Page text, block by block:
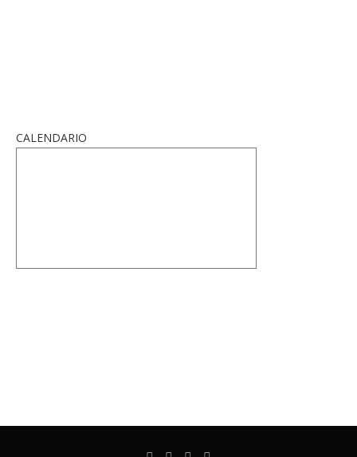
CALENDARIO